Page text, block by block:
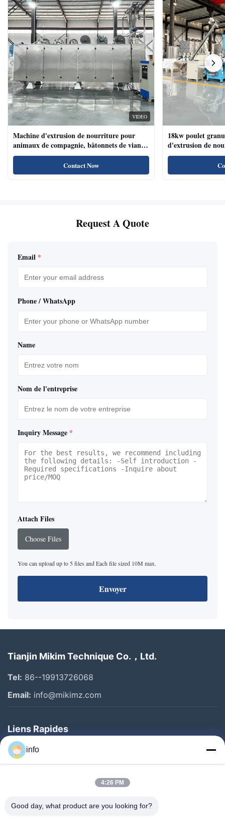
VIDEO
Machine d'extrusion de nourriture pour
animaux de compagnie, bâtonnets de viande
de chien, machine d'extrusion de nourriture
pour animaux de compagnie avec système de
plateau automatique
Contact Now
18kw poulet
d'extrusion de
compagnie haute
naturels de
Request A Quote
Email *
Phone / WhatsApp
Name
Nom de l'entreprise
Inquiry Message *
Attach Files
Choose Files
You can upload up to 5 files and Each file sized 10M max.
Envoyer
Tianjin Mikim Technique Co.，Ltd.
Tel: 86--19913726068
Email: info@mikimz.com
Liens Rapides
Accueil
Produits
Spectacle De Réalité Virtuelle
À Propos De Nous
info
4:26 PM
Good day, what product are you looking for?